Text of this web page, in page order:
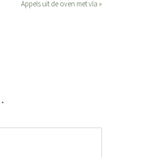
Appels uit de oven met vla »
*